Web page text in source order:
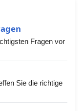
Fragen vor
Sie die richtige